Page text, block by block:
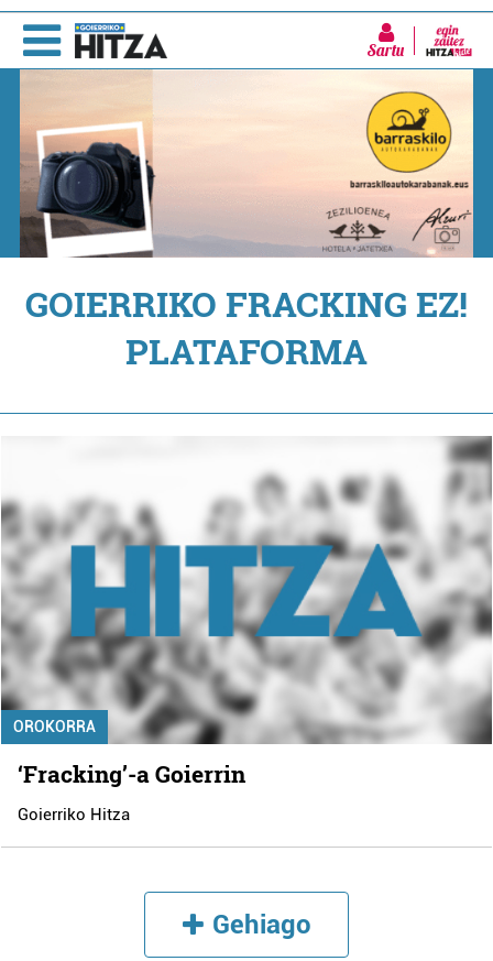
Sartu
GOIERRIKO FRACKING EZ!
PLATAFORMA
OROKORRA
‘Fracking’-a Goierrin
Goierriko Hitza
Gehiago